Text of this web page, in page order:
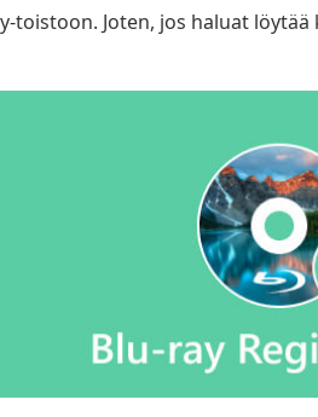
toistoon. Joten, jos haluat löytää